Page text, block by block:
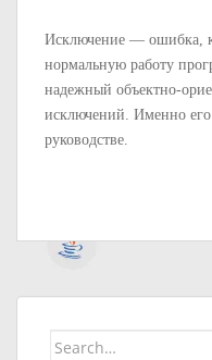
Исключение — ошибка,
нормальную работу
надежный объектно-
исключений. Именно
руководстве.
Search